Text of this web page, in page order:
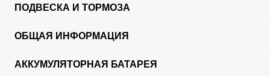
ПОДВЕСКА И ТОРМОЗА
ОБЩАЯ ИНФОРМАЦИЯ
АККУМУЛЯТОРНАЯ БАТАРЕЯ